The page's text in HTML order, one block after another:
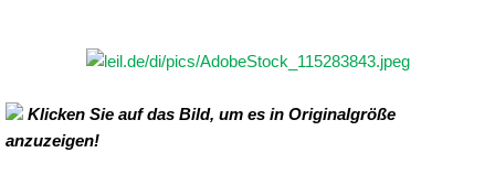
Klicken Sie auf das Bild, um es in Originalgröße
anzuzeigen!